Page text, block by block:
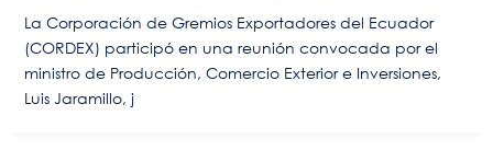
La Corporación de Gremios Exportadores del Ecuador
(CORDEX) participó en una reunión convocada por el
ministro de Producción, Comercio Exterior e Inversiones,
Luis Jaramillo, j